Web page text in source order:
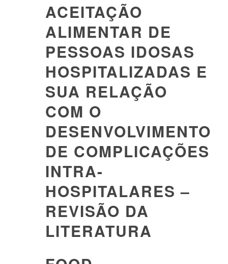
ACEITAÇÃO
ALIMENTAR DE
PESSOAS IDOSAS
HOSPITALIZADAS E
SUA RELAÇÃO
COM O
DESENVOLVIMENTO
DE COMPLICAÇÕES
INTRA-
HOSPITALARES –
REVISÃO DA
LITERATURA